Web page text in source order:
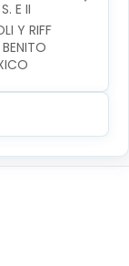
E II
Y RIFF